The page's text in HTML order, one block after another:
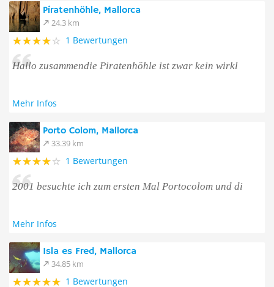
Piratenhöhle, Mallorca
24.3 km
1 Bewertungen
Hallo zusammendie Piratenhöhle ist zwar kein wirkl
Mehr Infos
Porto Colom, Mallorca
33.39 km
1 Bewertungen
2001 besuchte ich zum ersten Mal Portocolom und di
Mehr Infos
Isla es Fred, Mallorca
34.85 km
1 Bewertungen